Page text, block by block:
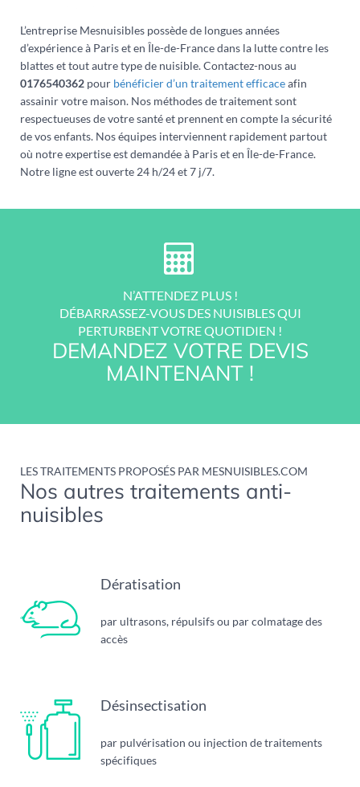
L’entreprise Mesnuisibles possède de longues années
d’expérience à Paris et en Île-de-France dans la lutte contre les
blattes et tout autre type de nuisible. Contactez-nous au
0176540362 pour bénéficier d’un traitement efficaceafin
assainir votre maison. Nos méthodes de traitement sont
respectueuses de votre santé et prennent en compte la sécurité
de vos enfants. Nos équipes interviennent rapidement partout
où notre expertise est demandée à Paris et en Île-de-France.
Notre ligne est ouverte 24 h/24 et 7 j/7.
N’ATTENDEZ PLUS !
DÉBARRASSEZ-VOUS DES NUISIBLES QUI
PERTURBENT VOTRE QUOTIDIEN !
DEMANDEZ VOTRE DEVIS
MAINTENANT !
LES TRAITEMENTS PROPOSÉS PAR MESNUISIBLES.COM
Nos autres traitements anti-
nuisibles
Dératisation
par ultrasons, répulsifs ou par colmatage des
accès
Désinsectisation
par pulvérisation ou injection de traitements
spécifiques